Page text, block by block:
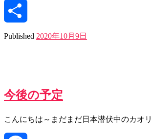
Line
共
Published 2020年10月9日
今後の予定
こんにちは～まだまだ日本潜伏中のカオ